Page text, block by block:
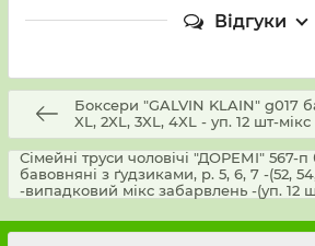
Відгуки
Боксери "GALVIN KLAIN" g017
XL, 2XL, 3XL, 4XL - уп. 12 шт-мікс
Сімейні труси чоловічі "ДОРЕМІ" 567-п
бавовняні з ґудзиками, р. 5, 6, 7 -(52,
-випадковий мікс забарвлень -(уп. 12